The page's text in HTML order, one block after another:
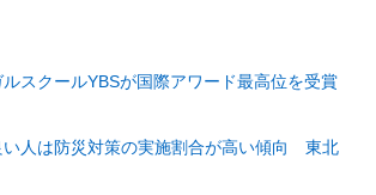
スクールYBSが国際アワード最高位を受賞
い人は防災対策の実施割合が高い傾向 東北